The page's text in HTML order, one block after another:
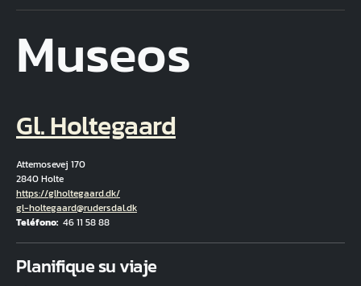
Museos
Gl. Holtegaard
Attemosevej 170
2840 Holte
Hjemmeside
https://glholtegaard.dk/
Correo electrónico
gl-holtegaard@rudersdal.dk
Teléfono 46 11 58 88
Planifique su viaje